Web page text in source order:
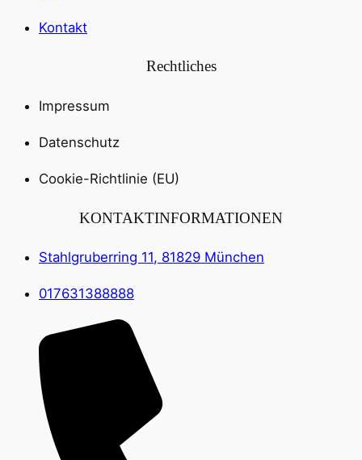
Kontakt
Rechtliches
Impressum
Datenschutz
Cookie-Richtlinie (EU)
KONTAKTINFORMATIONEN
Stahlgruberring 11, 81829 München
017631388888